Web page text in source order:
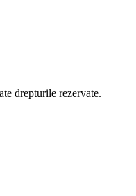
drepturile rezervate.